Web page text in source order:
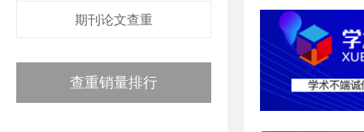
期刊论文查重
查重销量排行